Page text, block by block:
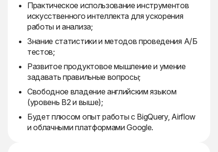
Практическое использование инструментов
искусственного интеллекта для ускорения
работы и анализа;
Знание статистики и методов проведения А/Б
тестов;
Развитое продуктовое мышление и умение
задавать правильные вопросы;
Свободное владение английским языком
(уровень B2 и выше);
Будет плюсом опыт работы с BigQuery, Airflow
и облачными платформами Google.